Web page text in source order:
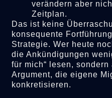
verändern aber
Zeitplan.
Das ist keine
konsequente
Strategie. Wer heute
die Ankündigungen
für mich“ lesen,
Argument, die eigene
konkretisieren.